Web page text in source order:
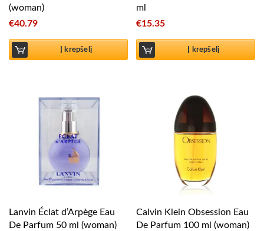
(woman)
€40.79
Į krepšelį
ml
€15.35
Į krepšelį
Lanvin Éclat d’Arpège Eau
De Parfum 50 ml (woman)
Calvin Klein Obsession Eau
De Parfum 100 ml (woman)